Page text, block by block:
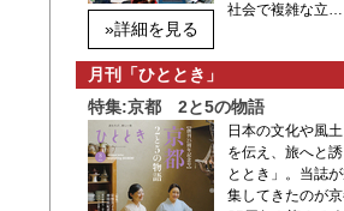
»詳細を見る
社会で複雑な立…
月刊「ひととき」
特集:京都 2と5の物語
日本の文化や風
を伝え、旅へと
ととき」。当誌
集してきたのが